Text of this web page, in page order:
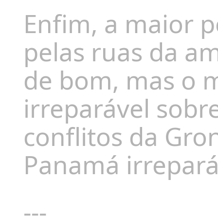
Enfim, a maior
pelas ruas da
de bom, mas o
irreparável
conflitos da
Panamá